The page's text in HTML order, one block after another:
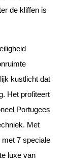
de kliffen is
kustlicht dat
Het profiteert
Portugees
Met
met 7 speciale
luxe van